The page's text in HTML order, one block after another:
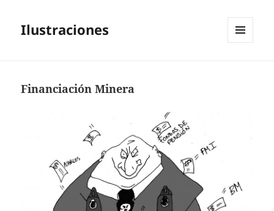
Ilustraciones
Financiación Minera